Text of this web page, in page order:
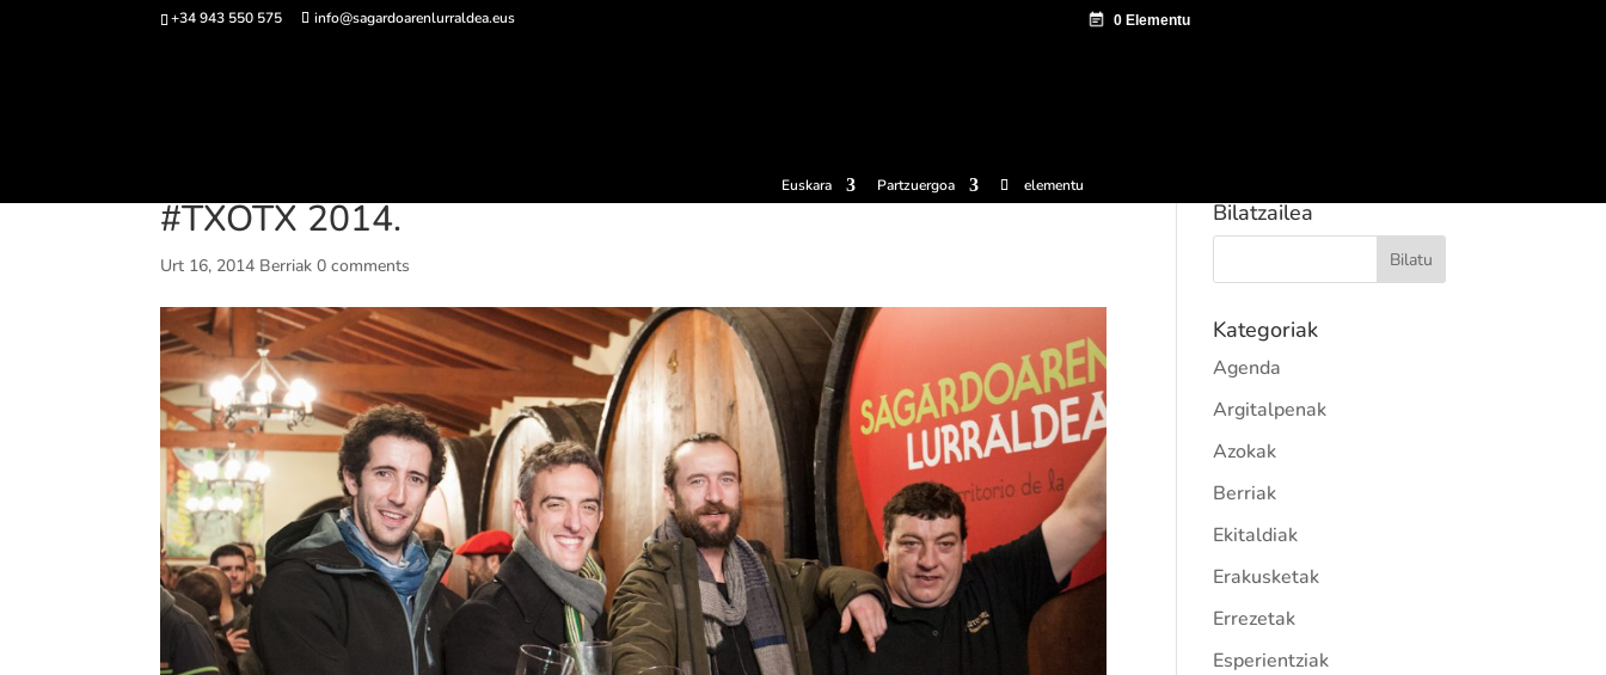
+34 943 550 575 info@sagardoarenlurraldea.eus
Euskara Partzuergoa elementu
#TXOTX 2014.
Urt 16, 2014 Berriak 0 comments
Bilatzailea
Kategoriak
Agenda
Argitalpenak
Azokak
Berriak
Ekitaldiak
Erakusketak
Errezetak
Esperientziak